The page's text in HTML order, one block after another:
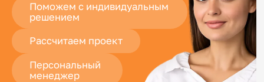
Поможем с индивидуальным
решением
Рассчитаем проект
Персональный
менеджер